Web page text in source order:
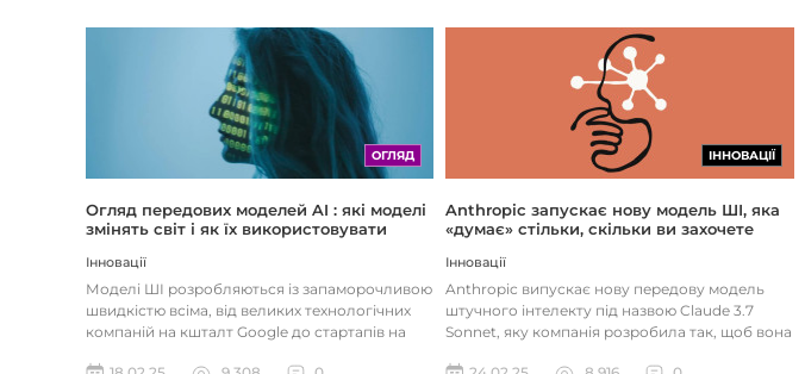
ОГЛЯД
Огляд передових моделей AI : які моделі
змінять світ і як їх використовувати
Інновації
Моделі ШІ розробляються із запаморочливою
швидкістю всіма, від великих технологічних
компаній на кшталт Google до стартапів на
ІННОВАЦІЇ
Anthropic запускає нову модель ШІ, яка
«думає» стільки, скільки ви захочете
Інновації
Anthropic випускає нову передову модель
штучного інтелекту під назвою Claude 3.7
Sonnet, яку компанія розробила так, щоб вона